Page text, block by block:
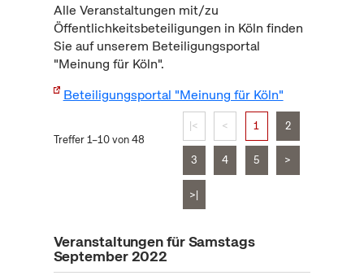
Alle Veranstaltungen mit/zu
Öffentlichkeitsbeteiligungen in Köln finden
Sie auf unserem Beteiligungsportal
"Meinung für Köln".
Beteiligungsportal "Meinung für Köln"
Treffer 1–10 von 48
|< < 1 2
3 4 5 >
>|
Veranstaltungen für Samstags
September 2022